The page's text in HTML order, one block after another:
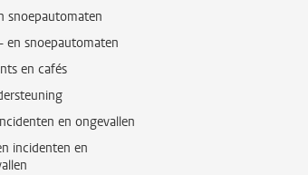
snoepautomaten
en snoepautomaten
en cafés
en ongevallen
incidenten en